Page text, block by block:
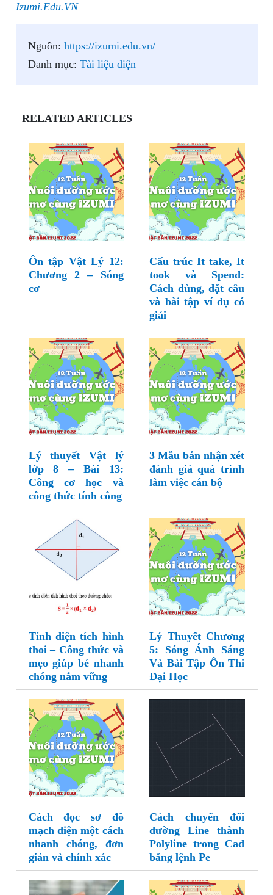
Izumi.Edu.VN
Nguồn: https://izumi.edu.vn/
Danh mục: Tài liệu điện
RELATED ARTICLES
Ôn tập Vật Lý 12:
Chương 2 – Sóng
cơ
Cấu trúc It take, It
took và Spend:
Cách dùng, đặt câu
và bài tập ví dụ có
giải
Lý thuyết Vật lý
lớp 8 – Bài 13:
Công cơ học và
công thức tính công
3 Mẫu bản nhận xét
đánh giá quá trình
làm việc cán bộ
Tính diện tích hình
thoi – Công thức và
mẹo giúp bé nhanh
chóng nắm vững
Lý Thuyết Chương
5: Sóng Ánh Sáng
Và Bài Tập Ôn Thi
Đại Học
Cách đọc sơ đồ
mạch điện một cách
nhanh chóng, đơn
giản và chính xác
Cách chuyển đổi
đường Line thành
Polyline trong Cad
bằng lệnh Pe